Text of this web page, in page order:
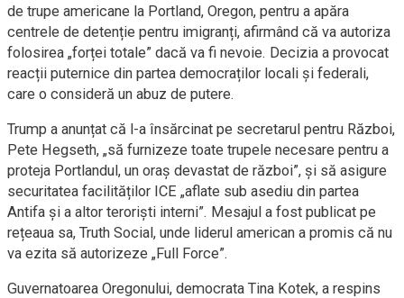
de trupe americane la Portland, Oregon, pentru a apăra
centrele de detenție pentru imigranți, afirmând că va autoriza
folosirea „forței totale” dacă va fi nevoie. Decizia a provocat
reacții puternice din partea democraților locali și federali,
care o consideră un abuz de putere.
Trump a anunțat că l-a însărcinat pe secretarul pentru Război,
Pete Hegseth, „să furnizeze toate trupele necesare pentru a
proteja Portlandul, un oraș devastat de război”, și să asigure
securitatea facilităților ICE „aflate sub asediu din partea
Antifa și a altor teroriști interni”. Mesajul a fost publicat pe
rețeaua sa, Truth Social, unde liderul american a promis că nu
va ezita să autorizeze „Full Force”.
Guvernatoarea Oregonului, democrata Tina Kotek, a respins